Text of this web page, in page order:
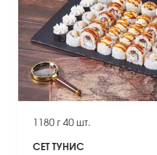
1180 г 40 шт.
СЕТ ТУНИС